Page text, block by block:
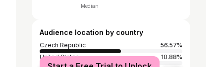
Median
Audience location by country
Czech Republic
56.57%
United States
10.88%